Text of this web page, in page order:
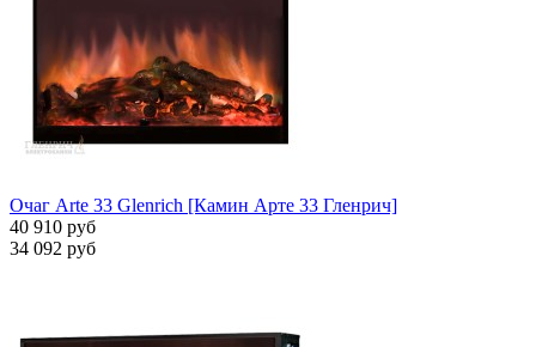
Очаг Arte 33 Glenrich [Камин Арте 33 Гленрич]
40 910 руб
34 092 руб